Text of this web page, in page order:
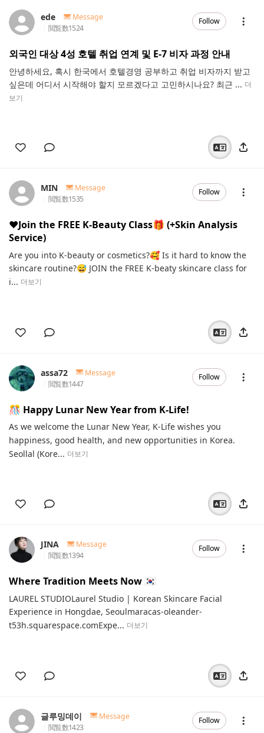
ede
Message
閲覧数1524
Follow
외국인 대상 4성 호텔 취업 연계 및 E-7 비자 과정 안내
안녕하세요, 혹시 한국에서 호텔경영 공부하고 취업 비자까지 받고
싶은데 어디서 시작해야 할지 모르겠다고 고민하시나요? 최근 ... 더
보기
MIN
Message
閲覧数1535
Follow
❤️Join the FREE K-Beauty Class🎁 (+Skin Analysis
Service)
Are you into K-beauty or cosmetics?🥰 Is it hard to know the
skincare routine?😅 JOIN the FREE K-beaty skincare class for
i... 더보기
assa72
Message
閲覧数1447
Follow
🎊 Happy Lunar New Year from K-Life!
As we welcome the Lunar New Year, K-Life wishes you
happiness, good health, and new opportunities in Korea.
Seollal (Kore... 더보기
JINA
Message
閲覧数1394
Follow
Where Tradition Meets Now 🇰🇷
LAUREL STUDIOLaurel Studio | Korean Skincare Facial
Experience in Hongdae, Seoulmaracas-oleander-
t53h.squarespace.comExpe... 더보기
글루밍데이
Message
閲覧数1423
Follow